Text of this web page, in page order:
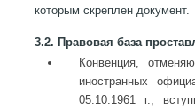
которым скреплен документ.
3.2. Правовая база
Конвенция,
иностранных
05.10.1961 г.,